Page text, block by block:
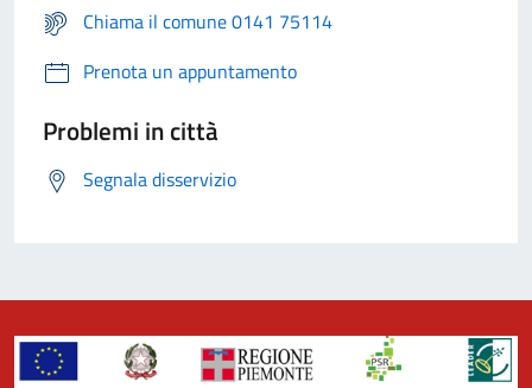
Chiama il comune 0141 75114
Prenota un appuntamento
Problemi in città
Segnala disservizio